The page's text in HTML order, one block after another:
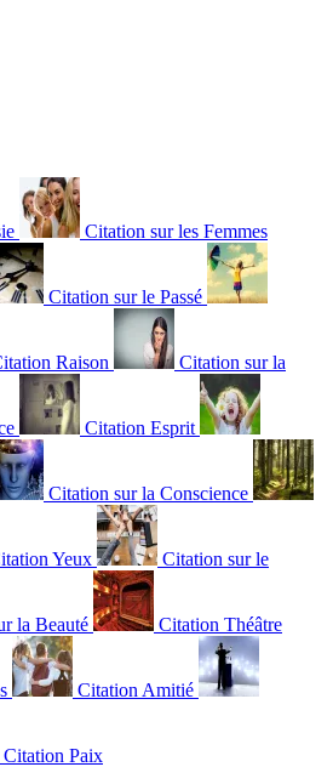
Citation sur les Femmes
Citation sur le Passé
Raison Citation sur la
Citation Esprit
Citation sur la Conscience
Yeux Citation sur le
la Beauté Citation Théâtre
Citation Amitié
Citation Paix